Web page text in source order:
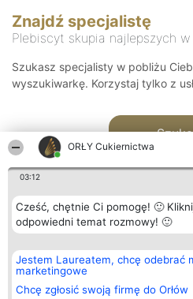
ORŁY Cukiernictwa
03:12
Cześć, chętnie Ci pomogę! 🙂
odpowiedni temat rozmowy! 🙂
Jestem Laureatem, chcę odebrać
marketingowe
Chcę zgłosić swoją firmę do Orłów
Znajdź specjalistę
Plebiscyt skupia najlepszych
Szukasz specjalisty w pobliżu
wyszukiwarkę. Korzystaj tylko z
Organizator plebiscytu
Bright Side Solutions sp. z o.
o. sp. k.
ul. Ruska 22
Wrocław 50-079
Plebiscyt
Laureaci
wszystkich
Laureatów